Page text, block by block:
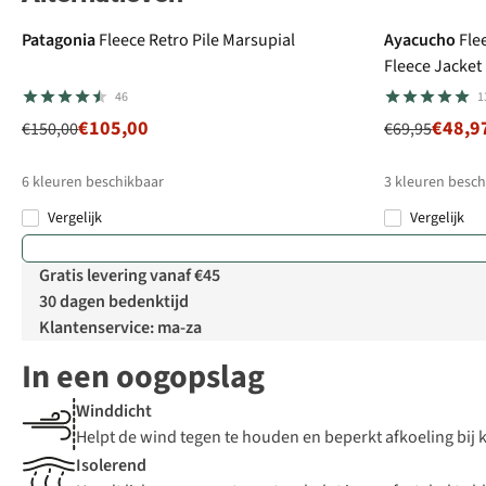
PatagoniaFleece Retro Pile Marsupial
46
€150,00€105,00
6 kleuren beschikbaar
%
Vergelijk
Ayacucho
Fleece Jacket
€69,95
3 kleuren
%
Vergelijk
Gratis levering vanaf €45
30 dagen bedenktijd
Klantenservice: ma-za
In een oogopslag
Winddicht
Helpt de wind tegen te houden en beperkt afkoeling
Isolerend